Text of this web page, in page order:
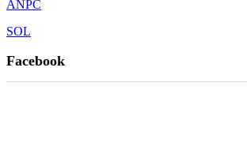
ANPC
SOL
Facebook